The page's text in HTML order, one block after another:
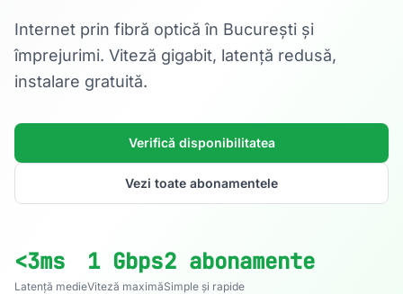
Internet prin fibră optică în București și
împrejurimi. Viteză gigabit, latență redusă,
instalare gratuită.
Verifică disponibilitatea
Vezi toate abonamentele
<3ms
Latență medie
1 Gbps
Viteză maximă
2 abonamente
Simple și rapide